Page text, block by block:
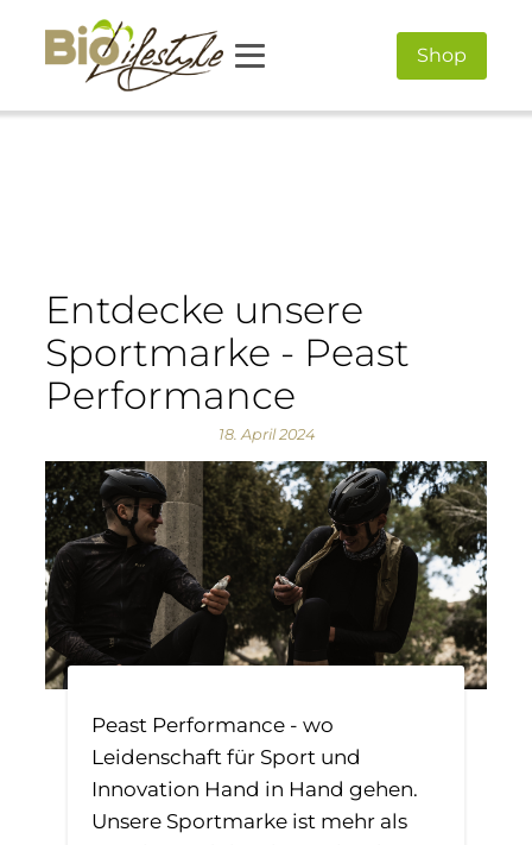
Shop
Entdecke unsere
Sportmarke - Peast
Performance
18. April 2024
Peast Performance - wo
Leidenschaft für Sport und
Innovation Hand in Hand gehen.
Unsere Sportmarke ist mehr als